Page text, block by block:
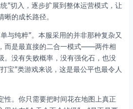
”切入，逐步扩展到整体运营模式，让
的成长路径。
与纯粹”。本服采用的并非那种复杂又
而是最直接的二合一模式——两件相
。没有失败概率，没有强化石，也没
宝”类游戏来说，这是最公平也最令人
性。你只需要把时间花在地图上真正